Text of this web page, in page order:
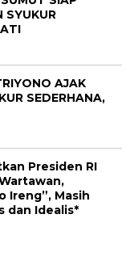
SYUKUR
AJAK
SEDERHANA,
Presiden RI
Ireng”, Masih
dan Idealis*